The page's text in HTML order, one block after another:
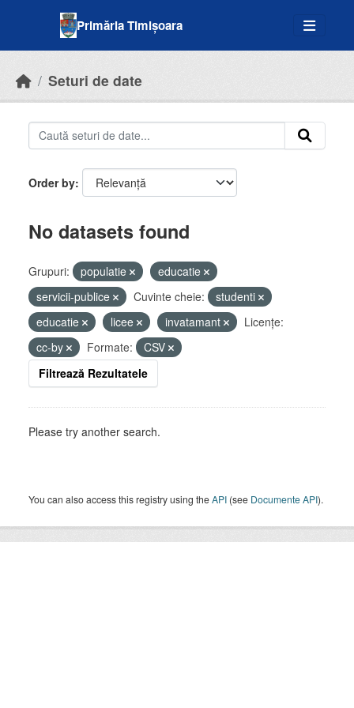
Primăria Timișoara
Seturi de date
Order by
No datasets found
Grupuri: populatie
educatie
servicii-publice
Cuvinte cheie:
studenti
educatie
licee invatamant
Licenţe:
cc-by
Formate:
CSV
Filtrează Rezultatele
Please try another search.
You can also access this registry using theAPI (see Documente API).